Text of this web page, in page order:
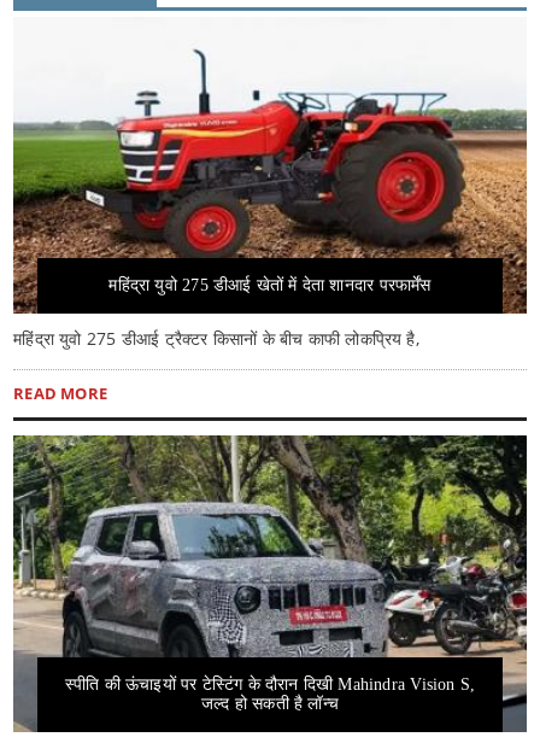
महिंद्रा युवो 275 डीआई खेतों में देता शानदार परफार्मेंस
महिंद्रा युवो 275 डीआई ट्रैक्टर किसानों के बीच काफी लोकप्रिय है,
READ MORE
स्पीति की ऊंचाइयों पर टेस्टिंग के दौरान दिखी Mahindra Vision S,
जल्द हो सकती है लॉन्च